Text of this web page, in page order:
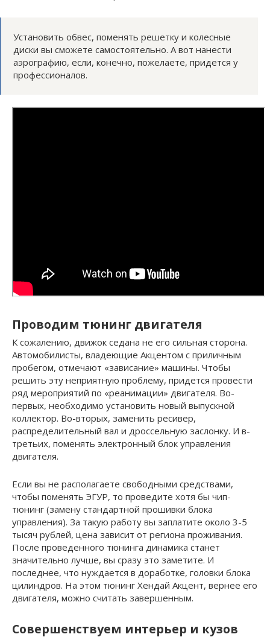
Установить обвес, поменять решетку и колесные
диски вы сможете самостоятельно. А вот нанести
аэрографию, если, конечно, пожелаете, придется у
профессионалов.
Проводим тюнинг двигателя
К сожалению, движок седана не его сильная сторона.
Автомобилисты, владеющие Акцентом с приличным
пробегом, отмечают «зависание» машины. Чтобы
решить эту неприятную проблему, придется провести
ряд мероприятий по «реанимации» двигателя. Во-
первых, необходимо установить новый выпускной
коллектор. Во-вторых, заменить ресивер,
распределительный вал и дроссельную заслонку. И в-
третьих, поменять электронный блок управления
двигателя.
Если вы не располагаете свободными средствами,
чтобы поменять ЭГУР, то проведите хотя бы чип-
тюнинг (замену стандартной прошивки блока
управления). За такую работу вы заплатите около 3-5
тысяч рублей, цена зависит от региона проживания.
После проведенного тюнинга динамика станет
значительно лучше, вы сразу это заметите. И
последнее, что нуждается в доработке, головки блока
цилиндров. На этом тюнинг Хендай Акцент, вернее его
двигателя, можно считать завершенным.
Совершенствуем интерьер и кузов